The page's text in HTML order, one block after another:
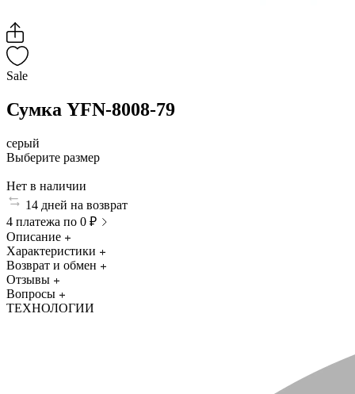
Sale
Сумка YFN-8008-79
серый
Выберите размер
Нет в наличии
14 дней на возврат
4 платежа по 0 ₽
Описание
Характеристики
Возврат и обмен
Отзывы
Вопросы
ТЕХНОЛОГИИ